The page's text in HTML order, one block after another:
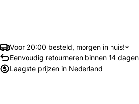
Voor 20:00 besteld, morgen in huis!*
Eenvoudig retourneren binnen 14 dagen
Laagste prijzen in Nederland